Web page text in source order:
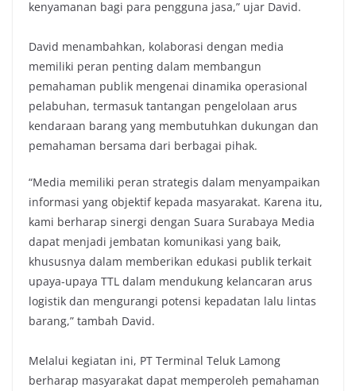
kenyamanan bagi para pengguna jasa,” ujar David.
David menambahkan, kolaborasi dengan media
memiliki peran penting dalam membangun
pemahaman publik mengenai dinamika operasional
pelabuhan, termasuk tantangan pengelolaan arus
kendaraan barang yang membutuhkan dukungan dan
pemahaman bersama dari berbagai pihak.
“Media memiliki peran strategis dalam menyampaikan
informasi yang objektif kepada masyarakat. Karena itu,
kami berharap sinergi dengan Suara Surabaya Media
dapat menjadi jembatan komunikasi yang baik,
khususnya dalam memberikan edukasi publik terkait
upaya-upaya TTL dalam mendukung kelancaran arus
logistik dan mengurangi potensi kepadatan lalu lintas
barang,” tambah David.
Melalui kegiatan ini, PT Terminal Teluk Lamong
berharap masyarakat dapat memperoleh pemahaman